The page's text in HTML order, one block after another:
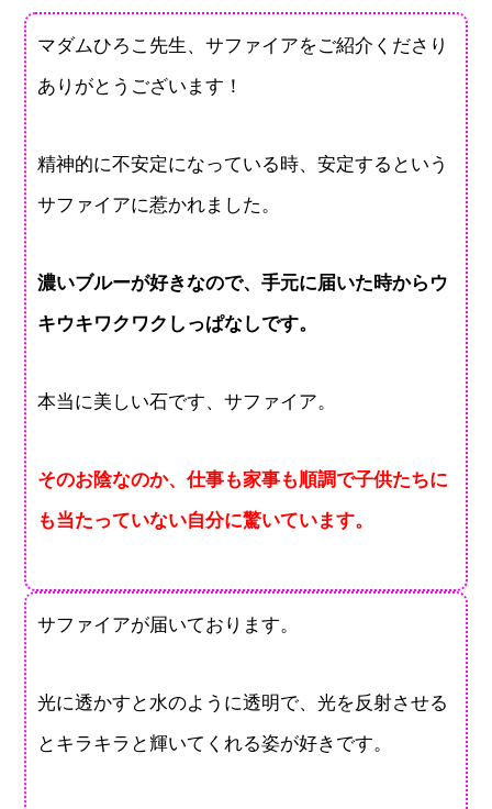
マダムひろこ先生、サファイアをご紹介くださり
ありがとうございます！
精神的に不安定になっている時、安定するという
サファイアに惹かれました。
濃いブルーが好きなので、手元に届いた時からウ
キウキワクワクしっぱなしです。
本当に美しい石です、サファイア。
そのお陰なのか、仕事も家事も順調で子供たちに
も当たっていない自分に驚いています。
サファイアが届いております。
光に透かすと水のように透明で、光を反射させる
とキラキラと輝いてくれる姿が好きです。